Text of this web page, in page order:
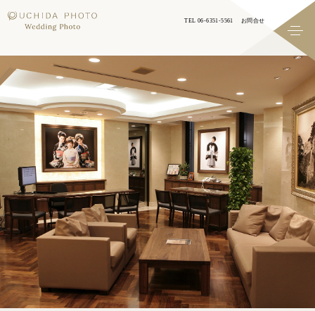
TEL 06-6351-5561 お問合せ